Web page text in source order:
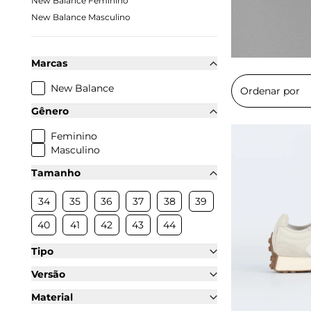
New Balance Masculino
Tamanho
34 35 36 37 38
39
40
41 42 43 44
Marcas
New Balance
Gênero
Feminino
Masculino
Material
Tipo
Versão